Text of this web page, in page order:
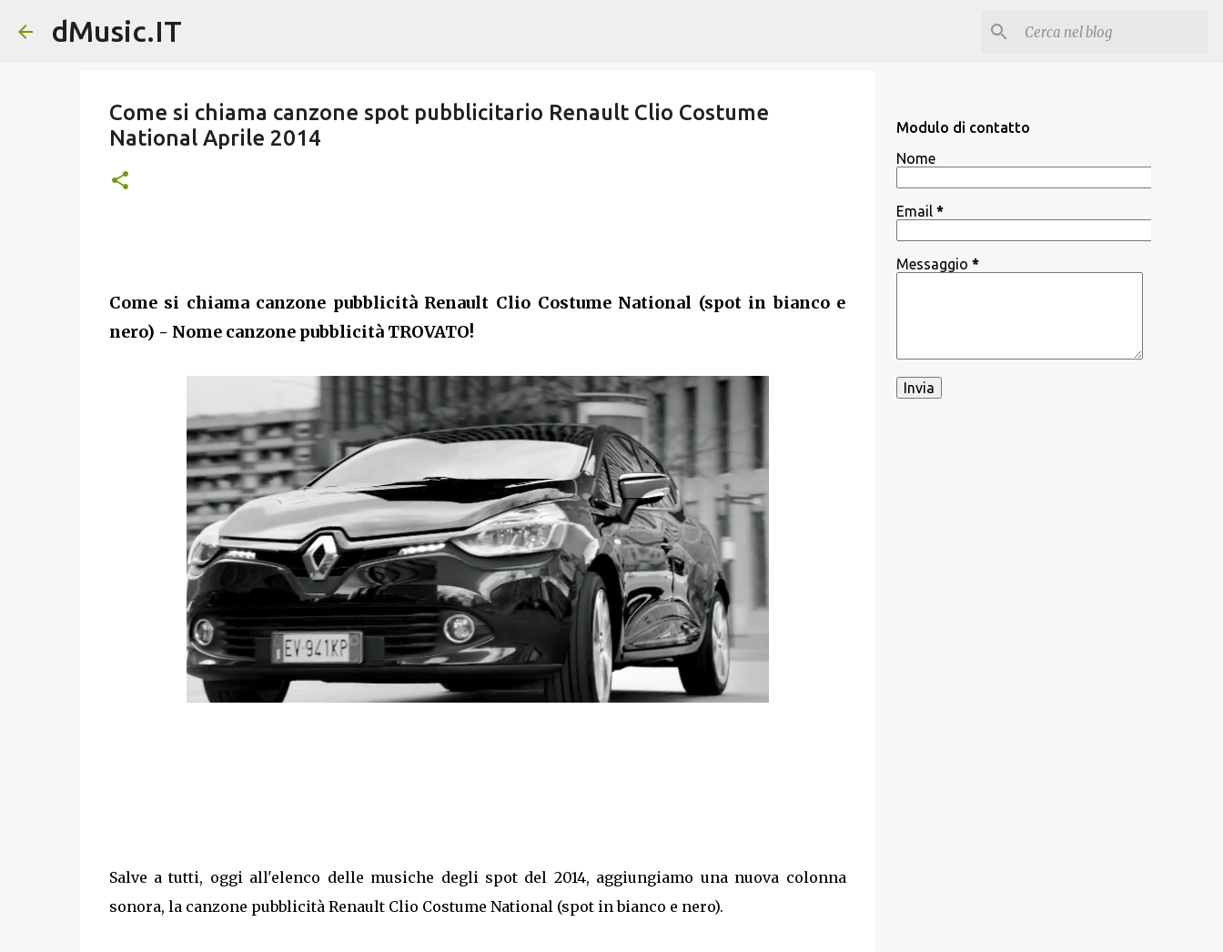
dMusic.IT
Come si chiama canzone spot pubblicitario Renault Clio Costume
National Aprile 2014
Come si chiama canzone pubblicità Renault Clio Costume National (spot in bianco e
nero) - Nome canzone pubblicità TROVATO!
Salve a tutti, oggi all'elenco delle musiche degli spot del 2014, aggiungiamo una nuova colonna
sonora, la canzone pubblicità Renault Clio Costume National (spot in bianco e nero).
Modulo di contatto
Nome
Email *
Messaggio *